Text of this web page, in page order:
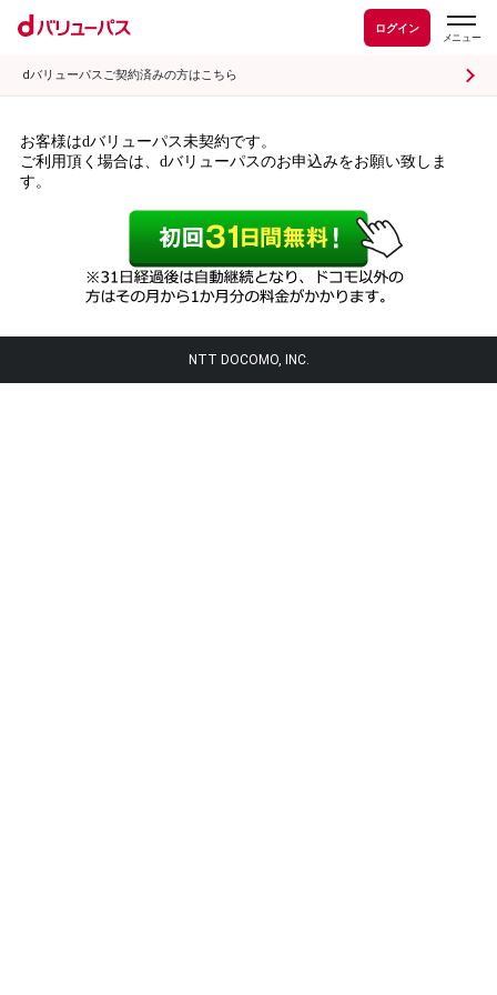
ログイン
dバリューパスご契約済みの方はこちら
お客様はdバリューパス未契約です。
ご利用頂く場合は、dバリューパスのお申込みをお願い致しま
す。
NTT DOCOMO, INC.